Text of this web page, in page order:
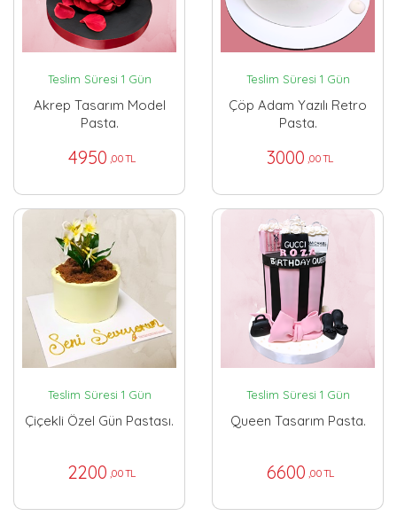
Teslim Süresi 1 Gün
Akrep Tasarım Model
Pasta.
4950 ,00 TL
Teslim Süresi 1 Gün
Çöp Adam Yazılı Retro
Pasta.
3000 ,00 TL
Teslim Süresi 1 Gün
Çiçekli Özel Gün Pastası.
2200 ,00 TL
Teslim Süresi 1 Gün
Queen Tasarım Pasta.
6600 ,00 TL